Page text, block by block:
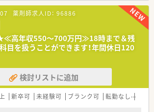
境です。
囲気】
代まで幅広い年代の薬剤師が在籍しており、性別
いを尊重し合いながら活気を持って業務に取り組
スムーズに行うことができ、ストレスの少ない職場環
所や保育園を利用できるため、子育て中のパパ・マ
く、家庭と仕事を両立させることへの理解が深い雰
薬剤師求人ID： 96886
★≪高年収550～700万円≫18時まで＆残
目を扱うことができます！年間休日120
検討リストに追加
新卒可 未経験可 ブランク可 転勤なし